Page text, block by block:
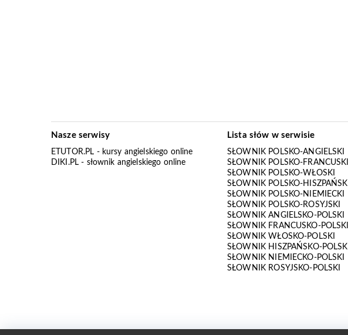
Nasze serwisy
ETUTOR.PL - kursy angielskiego online
DIKI.PL - słownik angielskiego online
Lista słów w serwisie
SŁOWNIK POLSKO-ANGIELSKI
SŁOWNIK POLSKO-FRANCUSKI
SŁOWNIK POLSKO-WŁOSKI
SŁOWNIK POLSKO-HISZPAŃSKI
SŁOWNIK POLSKO-NIEMIECKI
SŁOWNIK POLSKO-ROSYJSKI
SŁOWNIK ANGIELSKO-POLSKI
SŁOWNIK FRANCUSKO-POLSKI
SŁOWNIK WŁOSKO-POLSKI
SŁOWNIK HISZPAŃSKO-POLSKI
SŁOWNIK NIEMIECKO-POLSKI
SŁOWNIK ROSYJSKO-POLSKI